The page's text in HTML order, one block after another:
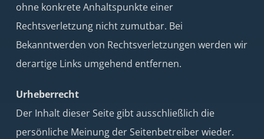
ohne konkrete Anhaltspunkte einer
Rechtsverletzung nicht zumutbar. Bei
Bekanntwerden von Rechtsverletzungen werden wir
derartige Links umgehend entfernen.
Urheberrecht
Der Inhalt dieser Seite gibt ausschließlich die
persönliche Meinung der Seitenbetreiber wieder.